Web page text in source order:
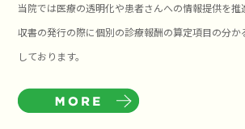
当院では医療の透明化や患者さんへの情報提供を推
収書の発行の際に個別の診療報酬の算定項目の分
しております。